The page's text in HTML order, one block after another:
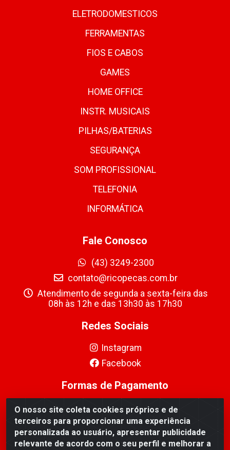
O nosso site coleta cookies próprios e de
terceiros para proporcionar uma experiência
personalizada ao usuário, apresentar publicidade
relevante de acordo com o seu perfil e melhorar a
ELETRODOMESTICOS
FERRAMENTAS
FIOS E CABOS
GAMES
HOME OFFICE
INSTR. MUSICAIS
PILHAS/BATERIAS
SEGURANÇA
SOM PROFISSIONAL
TELEFONIA
INFORMÁTICA
Fale Conosco
(43) 3249-2300
contato@ricopecas.com.br
Atendimento de segunda a sexta-feira das
08h às 12h e das 13h30 às 17h30
Redes Sociais
Instagram
Facebook
Formas de Pagamento
Ricopeças Comércio de componentes Eletrônicos Ltda -